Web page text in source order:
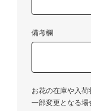
備考欄
お花の在庫や入
一部変更となる場